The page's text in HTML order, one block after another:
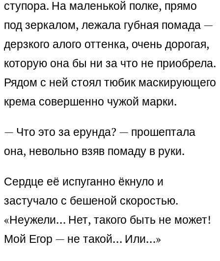
ступора. На маленькой полке, прямо
под зеркалом, лежала губная помада —
дерзкого алого оттенка, очень дорогая,
которую она бы ни за что не приобрела.
Рядом с ней стоял тюбик маскирующего
крема совершенно чужой марки.
— Что это за ерунда? — прошептала
она, невольно взяв помаду в руки.
Сердце её испуганно ёкнуло и
застучало с бешеной скоростью.
«Неужели… Нет, такого быть не может!
Мой Егор — не такой… Или…»